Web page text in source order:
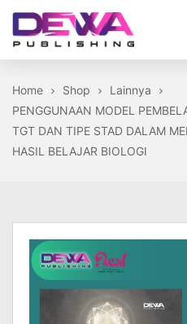
Skip
theDewa
Home
Shop
Lainnya
PENGGUNAAN MODEL
TGT DAN TIPE STAD DALAM
HASIL BELAJAR BIOLOGI